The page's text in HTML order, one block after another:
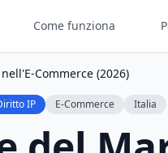
Come funziona
Commerce (2026)
IP E-Commerce Italia